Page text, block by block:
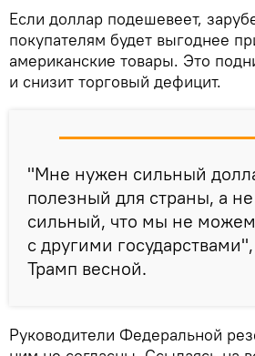
Если доллар подешевеет,
покупателям будет выгоднее
американские товары. Это
и снизит торговый дефицит.
"Мне нужен сильный
полезный для страны, а
сильный, что мы не
с другими
Трамп весной.
Руководители Федеральной